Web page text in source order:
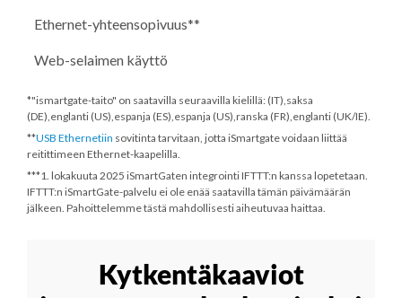
Ethernet-yhteensopivuus**
Web-selaimen käyttö
*"ismartgate-taito" on saatavilla seuraavilla kielillä: (IT),saksa
(DE),englanti (US),espanja (ES),espanja (US),ranska (FR),englanti (UK/IE).
**USB Ethernetiin sovitinta tarvitaan, jotta iSmartgate voidaan liittää
reitittimeen Ethernet-kaapelilla.
***1. lokakuuta 2025 iSmartGaten integrointi IFTTT:n kanssa lopetetaan.
IFTTT:n iSmartGate-palvelu ei ole enää saatavilla tämän päivämäärän
jälkeen. Pahoittelemme tästä mahdollisesti aiheutuvaa haittaa.
Kytkentäkaaviot